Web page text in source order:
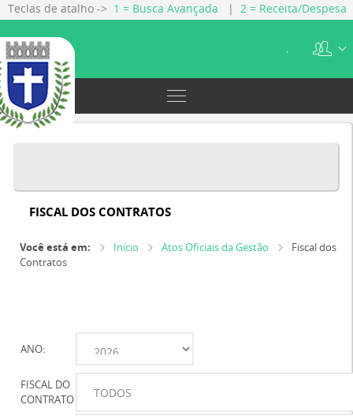
Teclas de atalho -> 1 = Busca Avançada | 2 = Receita/Despesa
|3 = Gestão Fiscal|4 = Servidores|5 = Licitações|6 =
Contratos
.
FISCAL DOS CONTRATOS
Você está em: Início Atos Oficiais da Gestão
Fiscal dos
Contratos
ANO:
FISCAL DO
CONTRATO